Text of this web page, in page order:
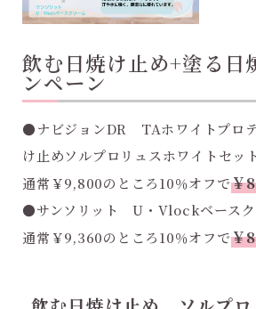
飲む日焼け止め+塗る日
ンペーン
●ナビジョンDR TAホワイトプロ
け止めソルプロリュスホワイトセット
通常￥9,800のところ10％オフで￥
●サンソリット U・Vlockベースク
通常￥9,360のところ10％オフで￥